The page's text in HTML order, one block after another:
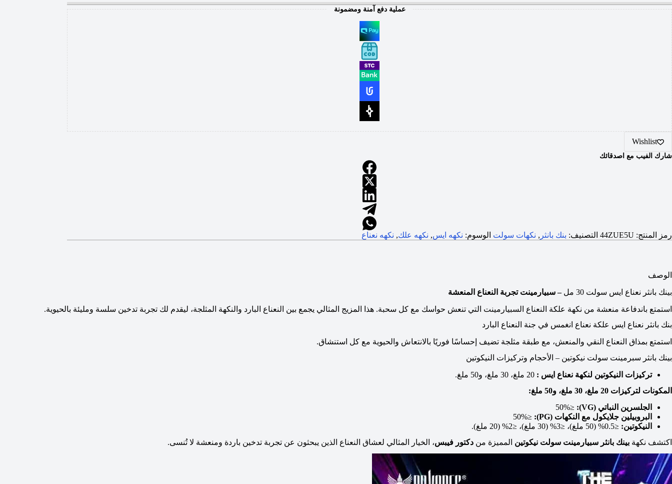
عملية دفع آمنة ومضمونة
Wishlist
شارك الفيب مع اصدقائك
رمز المنتج: 44ZUE5U التصنيف: بنك بانثر , نكهات سولت الوسوم: نكهه ايس, نكهه علك, نكهه نعناع
الوصف
بينك بانثر نعناع ايس سولت 30 مل
– سبيارمينت تجربة النعناع المنعشة
استمتع باندفاعة منعشة من نكهة علكة النعناع السبيارمينت التي تنعش حواسك مع كل سحبة. هذا المزيج المثالي يجمع بين النعناع البارد والنكهة المثلجة، ليقدم لك تجربة تدخين سلسة ومليئة بالحيوية.
بنك بانثر نعناع ايس علكة نعناع انغمس في جنة النعناع البارد
استمتع بمذاق النعناع النقي والمنعش، مع طبقة مثلجة تضيف إحساسًا فوريًا بالانتعاش والحيوية مع كل استنشاق.
بينك بانثر سبرمينت سولت نيكوتين – الأحجام وتركيزات النيكوتين
تركيزات النيكوتين لنكهة نعناع ايس :
المكونات لتركيزات 20 ملغ، 30 ملغ، و50 ملغ:
الجلسرين النباتي (VG):
≤50%
البروبيلين جلايكول مع النكهات (PG):
≤50%
النيكوتين: ≤0.5% (50 ملغ)، ≤3% (30 ملغ)، ≤2% (20 ملغ).
اكتشف نكهة بينك بانثر سبيارمينت سولت نيكوتين المميزة من دكتور فيبس، الخيار المثالي لعشاق النعناع الذين يبحثون عن تجربة تدخين باردة ومنعشة لا تُنسى.